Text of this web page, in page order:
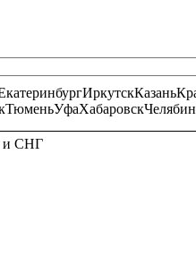
ИркутскКазань
ТюменьУфаХабаровск
и СНГ